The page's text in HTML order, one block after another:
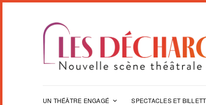
UN THÉÂTRE ENGAGÉ SPECTACLES ET